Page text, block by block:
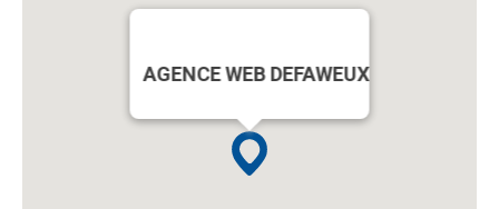
AGENCE WEB DEFAWEUX